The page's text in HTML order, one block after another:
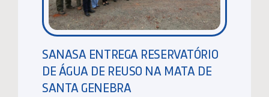
SANASA ENTREGA RESERVATÓRIO
DE ÁGUA DE REUSO NA MATA DE
SANTA GENEBRA